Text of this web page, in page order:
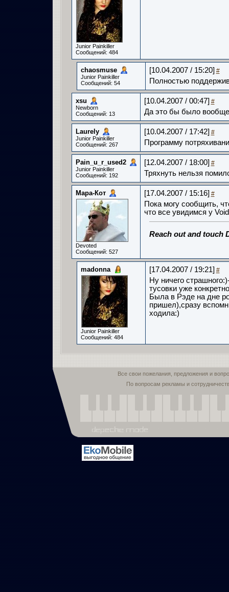
Junior Painkiller
Сообщений: 484
chaosmuse­
Junior Painkiller
Сообщений: 54
[10.04.2007 / 15:20] #
Полностью
xsu­
Newborn
Сообщений: 13
[10.04.2007 / 00:47] #
Да это бы было
Laurely­
Junior Painkiller
Сообщений: 267
[10.04.2007 / 17:42] #
Программу
Pain_u_r_used2­
Junior Painkiller
Сообщений: 192
[12.04.2007 / 18:00] #
Тряхнуть нельзя
Мара-Кот
Devoted
Сообщений: 527
[17.04.2007 / 15:16] #
Пока могу сообщить,
что все увидимся у
Reach out and touch
madonna
Junior Painkiller
Сообщений: 484
[17.04.2007 / 19:21] #
Ну ничего
тусовки уже
Была в Рэде на дне
пришел),сразу
ходила:)
Все свои пожелания, предложения и
По вопросам рекламы и